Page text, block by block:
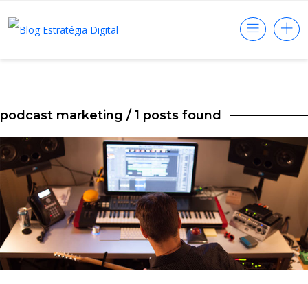
podcast marketing / 1 posts found